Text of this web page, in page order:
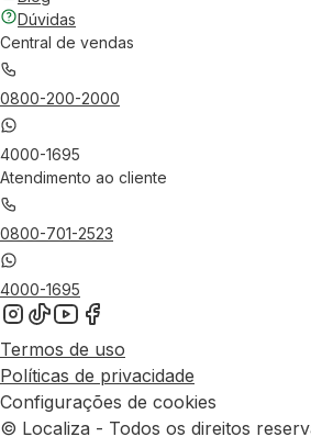
Dúvidas
Central de vendas
0800-200-2000
4000-1695
Atendimento ao cliente
0800-701-2523
4000-1695
Termos de uso
Políticas de privacidade
Configurações de cookies
© Localiza - Todos os direitos